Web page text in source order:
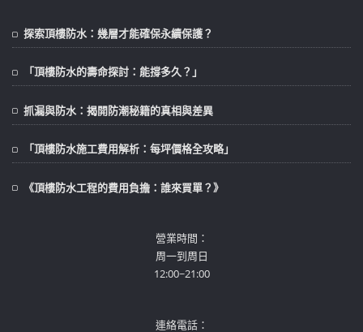
探索頂樓防水：幾層才能確保永續保護？
「頂樓防水的壽命探討：能撐多久？」
抓漏與防水：揭開防潮秘籍的真相與差異
「頂樓防水施工費用解析：每坪價格全攻略」
《頂樓防水工程的費用負擔：誰來買單？》
營業時間：
周一到周日
12:00~21:00
連絡電話：